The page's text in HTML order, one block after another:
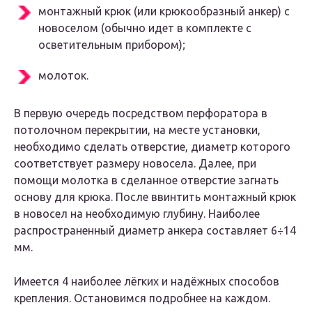
монтажный крюк (или крюкообразный анкер) с
новоселом (обычно идет в комплекте с
осветительным прибором);
молоток.
В первую очередь посредством перфоратора в
потолочном перекрытии, на месте установки,
необходимо сделать отверстие, диаметр которого
соответствует размеру новосела. Далее, при
помощи молотка в сделанное отверстие загнать
основу для крюка. После ввинтить монтажный крюк
в новосел на необходимую глубину. Наиболее
распространенный диаметр анкера составляет 6÷14
мм.
Имеется 4 наиболее лёгких и надёжных способов
крепления. Остановимся подробнее на каждом.